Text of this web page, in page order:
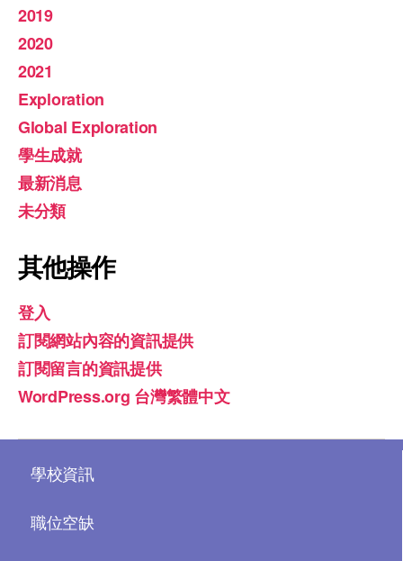
2019
2020
2021
Exploration
Global Exploration
學生成就
最新消息
未分類
其他操作
登入
訂閱網站內容的資訊提供
訂閱留言的資訊提供
WordPress.org 台灣繁體中文
學校資訊
職位空缺